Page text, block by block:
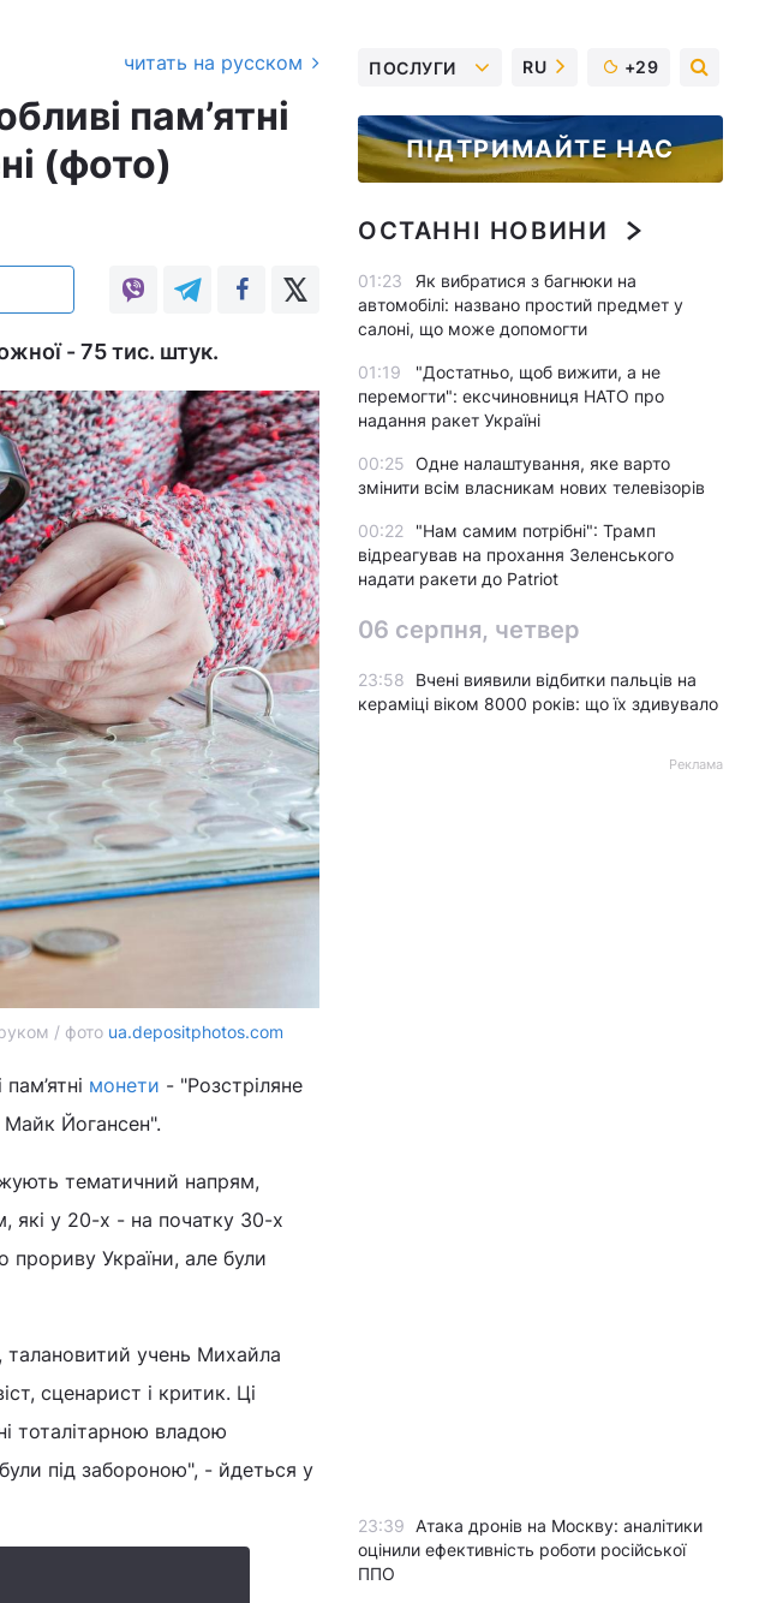
читать на русском
пам’ятні
(фото)
- 75 тис. штук.
/ фото ua.depositphotos.com
монети - "Розстріляне
Майк Йогансен".
тематичний напрям,
які у 20-х - на початку 30-х
прориву України, але були
талановитий учень Михайла
сценарист і критик. Ці
тоталітарною владою
під забороною", - йдеться у
ПОСЛУГИ RU +29
ПІДТРИМАЙТЕ НАС
ОСТАННІ НОВИНИ
01:23
Як вибратися з багнюки на
автомобілі: названо простий предмет у
салоні, що може допомогти
01:19
"Достатньо, щоб вижити, а не
перемогти": ексчиновниця НАТО про
надання ракет Україні
00:25 Одне налаштування, яке варто
змінити всім власникам нових телевізорів
00:22
"Нам самим потрібні": Трамп
відреагував на прохання Зеленського
надати ракети до Patriot
06 серпня, четвер
23:58
Вчені виявили відбитки пальців на
кераміці віком 8000 років: що їх здивувало
Реклама
23:39
Атака дронів на Москву: аналітики
оцінили ефективність роботи російської
ППО